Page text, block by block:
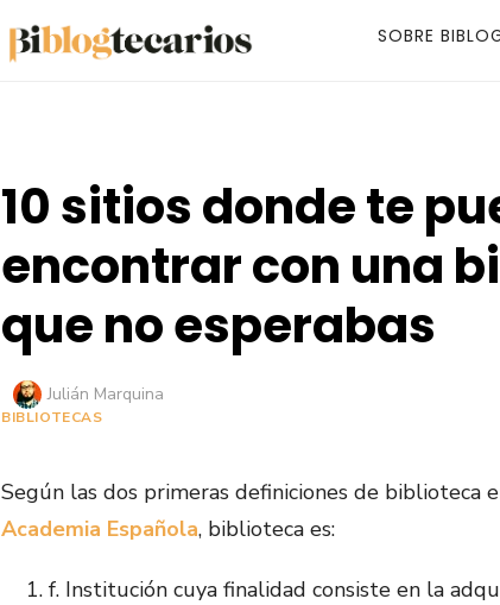
SOBRE
10 sitios donde te
encontrar con una
que no esperabas
Autor
Julián Marquina
BIBLIOTECAS
Según las dos primeras definiciones de biblioteca
Academia Española, biblioteca es:
f. Institución cuya finalidad consiste en la